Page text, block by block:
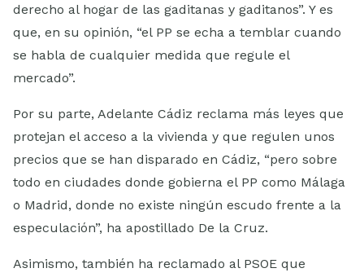
derecho al hogar de las gaditanas y gaditanos”. Y es
que, en su opinión, “el PP se echa a temblar cuando
se habla de cualquier medida que regule el
mercado”.
Por su parte, Adelante Cádiz reclama más leyes que
protejan el acceso a la vivienda y que regulen unos
precios que se han disparado en Cádiz, “pero sobre
todo en ciudades donde gobierna el PP como Málaga
o Madrid, donde no existe ningún escudo frente a la
especulación”, ha apostillado De la Cruz.
Asimismo, también ha reclamado al PSOE que